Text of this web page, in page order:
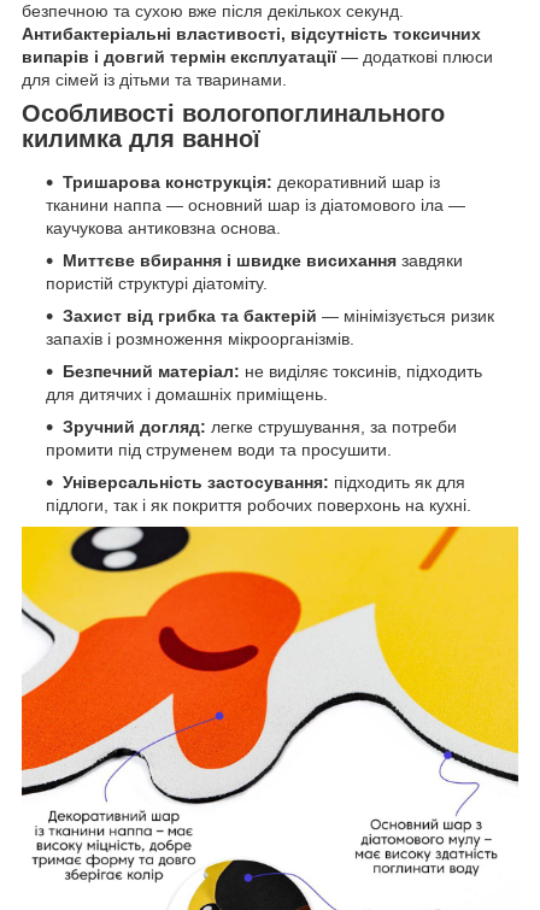
безпечною та сухою вже після декількох секунд.
Антибактеріальні властивості, відсутність токсичних
випарів і довгий термін експлуатації— додаткові плюси
для сімей із дітьми та тваринами.
Особливості вологопоглинального
килимка для ванної
Тришарова конструкція: декоративний шар із
тканини наппа — основний шар із діатомового іла —
каучукова антиковзна основа.
Миттєве вбирання і швидке висихання завдяки
пористій структурі діатоміту.
Захист від грибка та бактерій — мінімізується ризик
запахів і розмноження мікроорганізмів.
Безпечний матеріал: не виділяє токсинів, підходить
для дитячих і домашніх приміщень.
Зручний догляд: легке струшування, за потреби
промити під струменем води та просушити.
Універсальність застосування: підходить як для
підлоги, так і як покриття робочих поверхонь на кухні.